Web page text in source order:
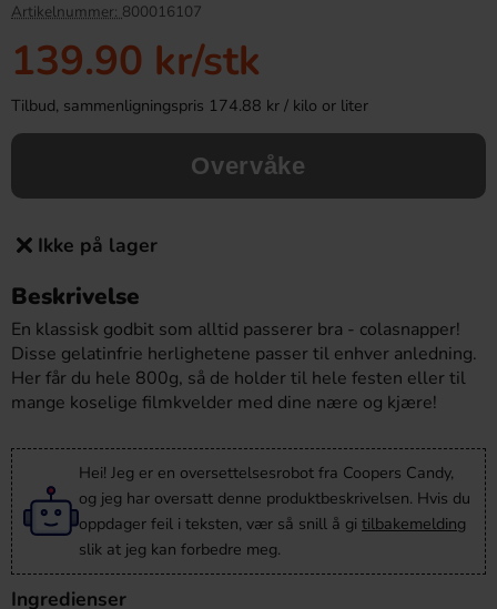
Köp
Artikelnummer: 800016107
139.90 kr/stk
Tilbud, sammenligningspris 174.88 kr / kilo or liter
Overvåke
Ikke på lager
Beskrivelse
En klassisk godbit som alltid passerer bra - colasnapper!
Disse gelatinfrie herlighetene passer til enhver anledning.
Her får du hele 800g, så de holder til hele festen eller til
mange koselige filmkvelder med dine nære og kjære!
Hei! Jeg er en oversettelsesrobot fra Coopers Candy,
og jeg har oversatt denne produktbeskrivelsen. Hvis du
oppdager feil i teksten, vær så snill å gi tilbakemelding
slik at jeg kan forbedre meg.
Ingredienser